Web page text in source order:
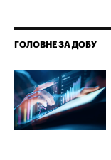
ГОЛОВНЕ ЗА ДОБУ